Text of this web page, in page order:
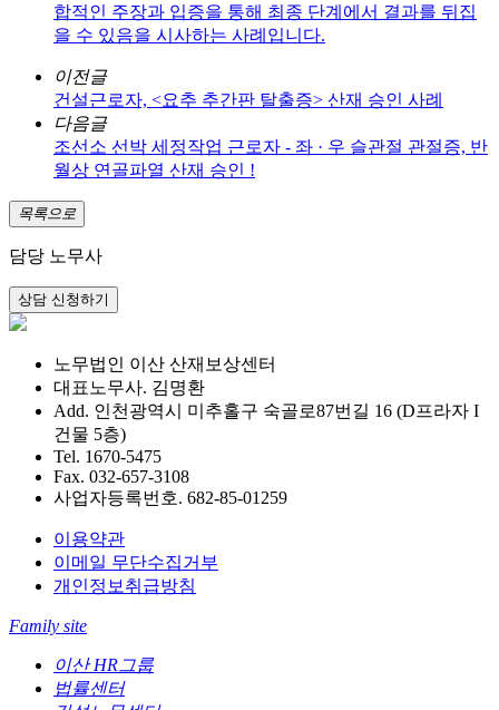
합적인 주장과 입증을 통해 최종 단계에서 결과를 뒤집
을 수 있음을 시사하는 사례입니다.
이전글
건설근로자, <요추 추간판 탈출증> 산재 승인 사례
다음글
조선소 선박 세정작업 근로자 - 좌 · 우 슬관절 관절증, 반
월상 연골파열 산재 승인 !
목록으로
담당 노무사
노무법인 이산 산재보상센터
대표노무사. 김명환
Add. 인천광역시 미추홀구 숙골로87번길 16 (D프라자 I
건물 5층)
Tel. 1670-5475
Fax. 032-657-3108
사업자등록번호. 682-85-01259
이용약관
이메일 무단수집거부
개인정보취급방침
Family site
이산 HR그룹
법률센터